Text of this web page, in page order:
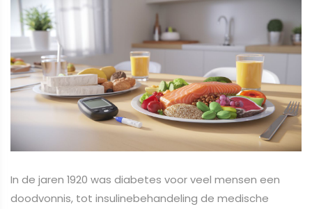
In de jaren 1920 was diabetes voor veel mensen een
doodvonnis, tot insulinebehandeling de medische